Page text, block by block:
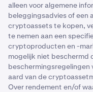
alleen voor algemene
beleggingsadvies of een
cryptoassets te kopen,
te nemen aan een
cryptoproducten en -
mogelijk niet
beschermingsregelingen
aard van de
Over rendement en/of